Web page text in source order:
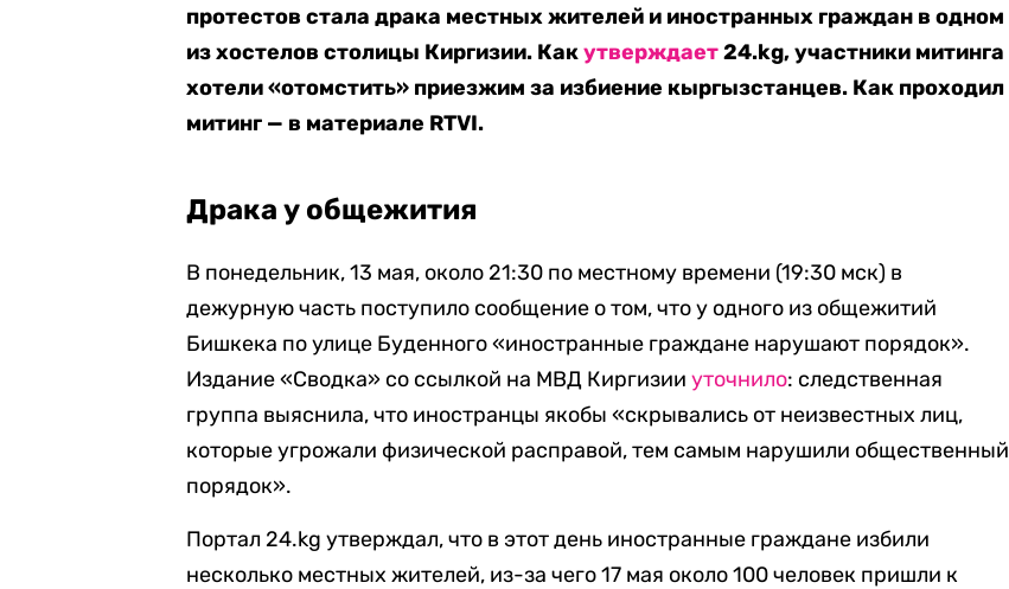
протестов стала драка местных жителей и иностранных граждан в одном
из хостелов столицы Киргизии. Какутверждает24.kg, участники митинга
хотели «отомстить» приезжим за избиение кыргызстанцев. Как проходил
митинг — в материале RTVI.
Драка у общежития
В понедельник, 13 мая, около 21:30 по местному времени (19:30 мск) в
дежурную часть поступило сообщение о том, что у одного из общежитий
Бишкека по улице Буденного «иностранные граждане нарушают порядок».
Издание «Сводка» со ссылкой на МВД Киргизииуточнило: следственная
группа выяснила, что иностранцы якобы «скрывались от неизвестных лиц,
которые угрожали физической расправой, тем самым нарушили общественный
порядок».
Портал 24.kg утверждал, что в этот день иностранные граждане избили
несколько местных жителей, из-за чего 17 мая около 100 человек пришли к